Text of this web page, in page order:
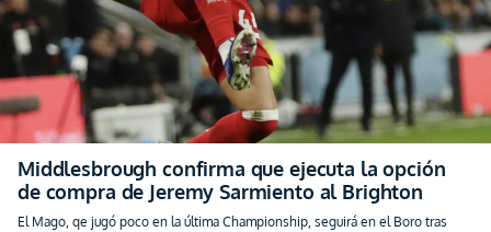
Middlesbrough confirma que ejecuta la opción
de compra de Jeremy Sarmiento al Brighton
El Mago, qe jugó poco en la última Championship, seguirá en el Boro tras